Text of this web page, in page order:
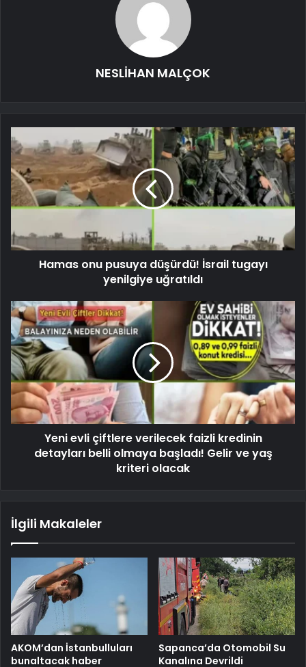
NESLİHAN MALÇOK
Hamas onu pusuya düşürdü! İsrail tugayı
yenilgiye uğratıldı
Yeni evli çiftlere verilecek faizli kredinin
detayları belli olmaya başladı! Gelir ve yaş
kriteri olacak
İlgili Makaleler
AKOM’dan İstanbulluları
bunaltacak haber
Sapanca’da Otomobil Su
Kanalına Devrildi